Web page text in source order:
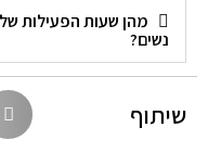
מהן שעות הפעילות של
נשים?
שיתוף